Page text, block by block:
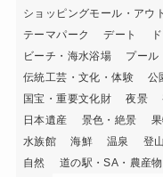
ショッピングモール・アウ
テーマパーク
デート
ビーチ・海水浴場
プール
伝統工芸・文化・体験
公
国宝・重要文化財
夜景
日本遺産
景色・絶景
水族館
海鮮 温泉 登
自然
道の駅・SA・農産